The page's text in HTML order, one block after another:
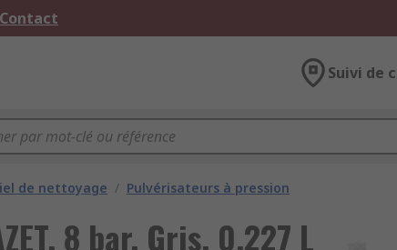
Suivi de
de nettoyage / Pulvérisateurs à pression
8 bar, Gris, 0.227 L